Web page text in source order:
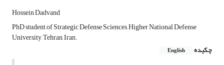
Hossein Dadvand
PhD student of Strategic Defense Sciences, Higher National Defense
University, Tehran, Iran.
چکیده
English